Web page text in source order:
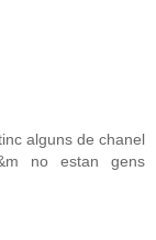
alguns de chanel
no estan gens